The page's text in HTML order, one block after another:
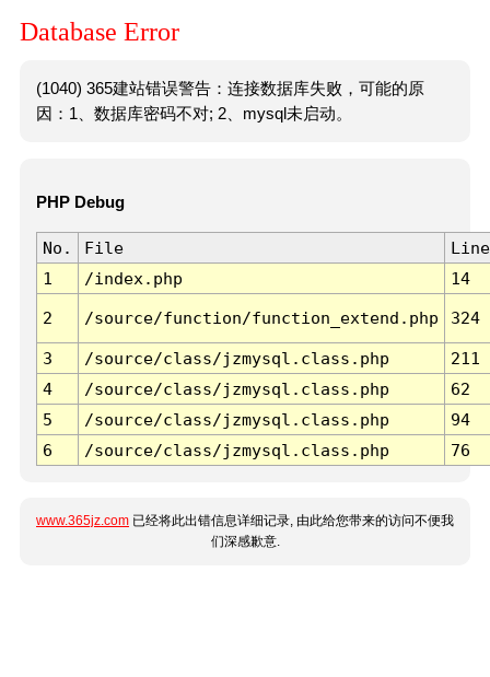
Database Error
(1040) 365建站错误警告：连接数据库失败，可能的原
因：1、数据库密码不对; 2、mysql未启动。
PHP Debug
No. File
Line
1
/index.php 14
2 /source/function/function_extend.php 324
3 /source/class/jzmysql.class.php
211
4
/source/class/jzmysql.class.php
62
5
/source/class/jzmysql.class.php
94
6
/source/class/jzmysql.class.php 76
www.365jz.com 已经将此出错信息详细记录, 由此给您带来的访问不便我
们深感歉意.